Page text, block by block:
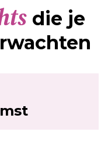
die je